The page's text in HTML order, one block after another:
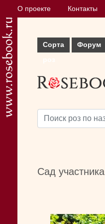
О проекте Контакты
Сорта
Форум
Сад участника